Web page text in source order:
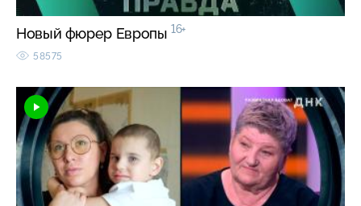
Новый фюрер Европы 16+
58575